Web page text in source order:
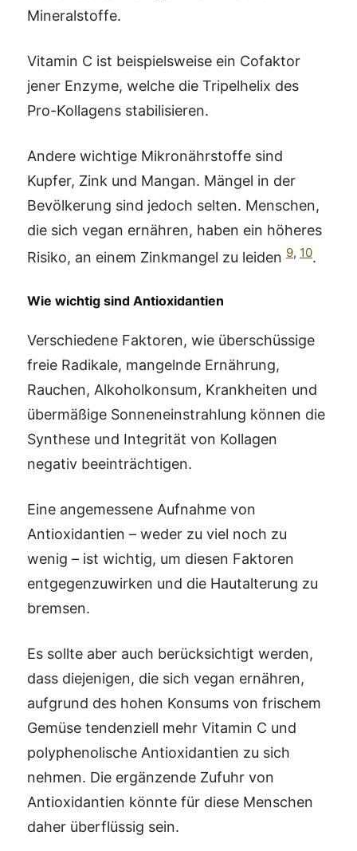
Mineralstoffe.
Vitamin C ist beispielsweise ein Cofaktor
jener Enzyme, welche die Tripelhelix des
Pro-Kollagens stabilisieren.
Andere wichtige Mikronährstoffe sind
Kupfer, Zink und Mangan. Mängel in der
Bevölkerung sind jedoch selten. Menschen,
die sich vegan ernähren, haben ein höheres
Risiko, an einem Zinkmangel zu leiden 9, 10.
Wie wichtig sind Antioxidantien
Verschiedene Faktoren, wie überschüssige
freie Radikale, mangelnde Ernährung,
Rauchen, Alkoholkonsum, Krankheiten und
übermäßige Sonneneinstrahlung können die
Synthese und Integrität von Kollagen
negativ beeinträchtigen.
Eine angemessene Aufnahme von
Antioxidantien – weder zu viel noch zu
wenig – ist wichtig, um diesen Faktoren
entgegenzuwirken und die Hautalterung zu
bremsen.
Es sollte aber auch berücksichtigt werden,
dass diejenigen, die sich vegan ernähren,
aufgrund des hohen Konsums von frischem
Gemüse tendenziell mehr Vitamin C und
polyphenolische Antioxidantien zu sich
nehmen. Die ergänzende Zufuhr von
Antioxidantien könnte für diese Menschen
daher überflüssig sein.